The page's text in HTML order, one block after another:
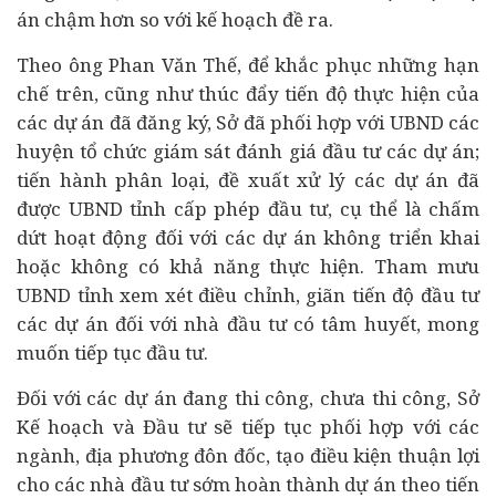
án chậm hơn so với kế hoạch đề ra.
Theo ông Phan Văn Thế, để khắc phục những hạn
chế trên, cũng như thúc đẩy tiến độ thực hiện của
các dự án đã đăng ký, Sở đã phối hợp với UBND các
huyện tổ chức giám sát đánh giá đầu tư các dự án;
tiến hành phân loại, đề xuất xử lý các dự án đã
được UBND tỉnh cấp phép đầu tư, cụ thể là chấm
dứt hoạt động đối với các dự án không triển khai
hoặc không có khả năng thực hiện. Tham mưu
UBND tỉnh xem xét điều chỉnh, giãn tiến độ đầu tư
các dự án đối với nhà đầu tư có tâm huyết, mong
muốn tiếp tục đầu tư.
Đối với các dự án đang thi công, chưa thi công, Sở
Kế hoạch và Đầu tư sẽ tiếp tục phối hợp với các
ngành, địa phương đôn đốc, tạo điều kiện thuận lợi
cho các nhà đầu tư sớm hoàn thành dự án theo tiến